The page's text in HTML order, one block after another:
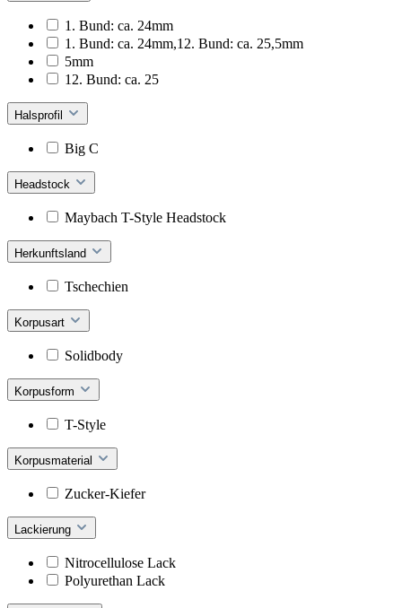
1. Bund: ca. 24mm
1. Bund: ca. 24mm,12. Bund: ca. 25,5mm
5mm
12. Bund: ca. 25
Halsprofil
Big C
Headstock
Maybach T-Style Headstock
Herkunftsland
Tschechien
Korpusart
Solidbody
Korpusform
T-Style
Korpusmaterial
Zucker-Kiefer
Lackierung
Nitrocellulose Lack
Polyurethan Lack